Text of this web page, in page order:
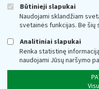
Būtinieji slapukai
Naudojami sklandžiam
svetainės funkcijas. Be šių
Analitiniai slapukai
Renka statistinę
naudojami Jūsų naršymo